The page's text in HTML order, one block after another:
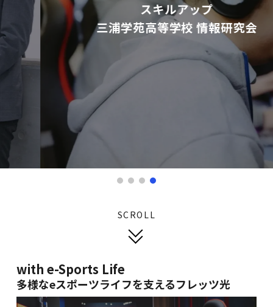
スキルアップ
三浦学苑高等学校 情報研究会
SCROLL
with e-Sports Life
多様なeスポーツライフを支えるフレッツ光